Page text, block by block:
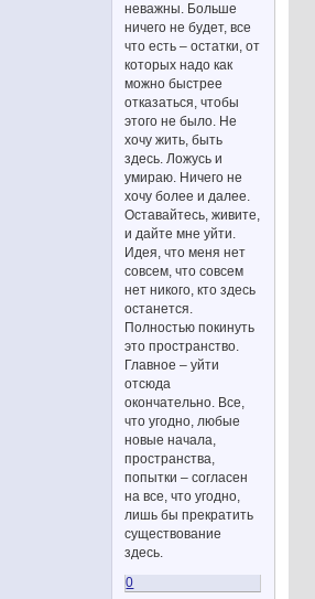
неважны. Больше
ничего не будет, все
что есть – остатки, от
которых надо как
можно быстрее
отказаться, чтобы
этого не было. Не
хочу жить, быть
здесь. Ложусь и
умираю. Ничего не
хочу более и далее.
Оставайтесь, живите,
и дайте мне уйти.
Идея, что меня нет
совсем, что совсем
нет никого, кто здесь
останется.
Полностью покинуть
это пространство.
Главное – уйти
отсюда
окончательно. Все,
что угодно, любые
новые начала,
пространства,
попытки – согласен
на все, что угодно,
лишь бы прекратить
существование
здесь.
0